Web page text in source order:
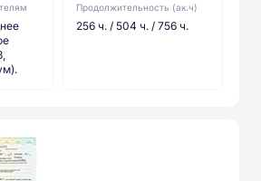
Продолжительность (ак.ч)
256 ч. / 504 ч. / 756 ч.